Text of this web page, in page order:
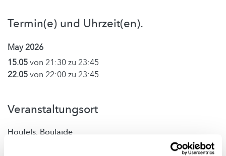
Termin(e) und Uhrzeit(en).
May 2026
15.05von 21:30 zu 23:45
22.05von 22:00 zu 23:45
Veranstaltungsort
Houfëls, Boulaide